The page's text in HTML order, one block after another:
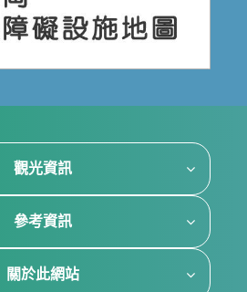
觀光資訊
參考資訊
關於此網站